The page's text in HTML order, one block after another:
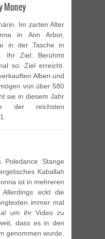
Money
Im zarten Alter
in Ann Arbor,
in der Tasche in
Ihr Ziel: Berühmt
so: Ziel erreicht.
Alben und
von über 580
sie in diesem Jahr
der reichsten
Stange
Kaballah
ist in mehreren
eckt die
immer mal
um ihr Video zu
dass es in den
genommen wurde.